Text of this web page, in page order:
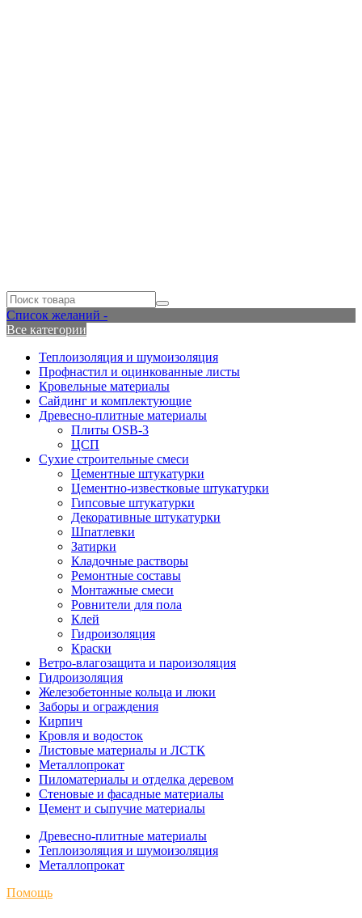
Список желаний -
Все категории
Теплоизоляция и шумоизоляция
Профнастил и оцинкованные листы
Кровельные материалы
Сайдинг и комплектующие
Древесно-плитные материалы
Плиты OSB-3
ЦСП
Сухие строительные смеси
Цементные штукатурки
Цементно-известковые штукатурки
Гипсовые штукатурки
Декоративные штукатурки
Шпатлевки
Затирки
Кладочные растворы
Ремонтные составы
Монтажные смеси
Ровнители для пола
Клей
Гидроизоляция
Краски
Ветро-влагозащита и пароизоляция
Гидроизоляция
Железобетонные кольца и люки
Заборы и ограждения
Кирпич
Кровля и водосток
Листовые материалы и ЛСТК
Металлопрокат
Пиломатериалы и отделка деревом
Стеновые и фасадные материалы
Цемент и сыпучие материалы
Древесно-плитные материалы
Теплоизоляция и шумоизоляция
Металлопрокат
Помощь